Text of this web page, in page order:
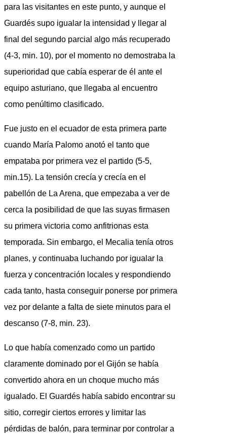
para las visitantes en este punto, y aunque el
Guardés supo igualar la intensidad y llegar al
final del segundo parcial algo más recuperado
(4-3, min. 10), por el momento no demostraba la
superioridad que cabía esperar de él ante el
equipo asturiano, que llegaba al encuentro
como penúltimo clasificado.
Fue justo en el ecuador de esta primera parte
cuando María Palomo anotó el tanto que
empataba por primera vez el partido (5-5,
min.15). La tensión crecía y crecía en el
pabellón de La Arena, que empezaba a ver de
cerca la posibilidad de que las suyas firmasen
su primera victoria como anfitrionas esta
temporada. Sin embargo, el Mecalia tenía otros
planes, y continuaba luchando por igualar la
fuerza y concentración locales y respondiendo
cada tanto, hasta conseguir ponerse por primera
vez por delante a falta de siete minutos para el
descanso (7-8, min. 23).
Lo que había comenzado como un partido
claramente dominado por el Gijón se había
convertido ahora en un choque mucho más
igualado. El Guardés había sabido encontrar su
sitio, corregir ciertos errores y limitar las
pérdidas de balón, para terminar por controlar a